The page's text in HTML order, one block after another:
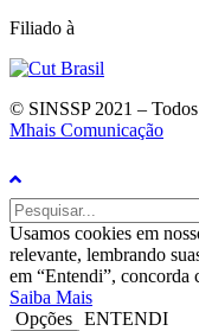
Filiado à
© SINSSP 2021 –
Mhais Comunicação
Usamos cookies em
relevante, lembrando
em “Entendi”,
Saiba Mais
Opções ENTENDI